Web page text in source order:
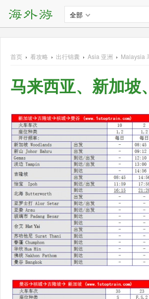
全部
首页 › 看攻略 › 出行锦囊 › Asia 亚洲 › Malaysia
马来西亚、新加坡